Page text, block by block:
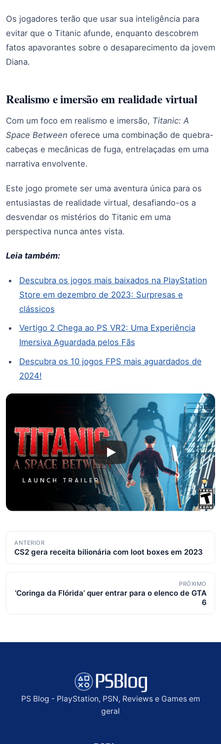
Os jogadores terão que usar sua inteligência para
evitar que o Titanic afunde, enquanto descobrem
fatos apavorantes sobre o desaparecimento da jovem
Diana.
Realismo e imersão em realidade virtual
Com um foco em realismo e imersão, Titanic: A
Space Between oferece uma combinação de quebra-
cabeças e mecânicas de fuga, entrelaçadas em uma
narrativa envolvente.
Este jogo promete ser uma aventura única para os
entusiastas de realidade virtual, desafiando-os a
desvendar os mistérios do Titanic em uma
perspectiva nunca antes vista.
Leia também:
Descubra os jogos mais baixados na PlayStation
Store em dezembro de 2023: Surpresas e
clássicos
Vertigo 2 Chega ao PS VR2: Uma Experiência
Imersiva Aguardada pelos Fãs
Descubra os 10 jogos FPS mais aguardados de
2024!
Navegação
de
posts
ANTERIOR
CS2 gera receita bilionária com loot boxes em 2023
PRÓXIMO
‘Coringa da Flórida’ quer entrar para o elenco de GTA
6
PS Blog - PlayStation, PSN, Reviews e Games em
geral